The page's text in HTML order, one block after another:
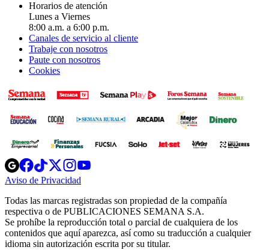
Horarios de atención
Lunes a Viernes
8:00 a.m. a 6:00 p.m.
Canales de servicio al cliente
Trabaje con nosotros
Paute con nosotros
Cookies
Opens
in
new
Opens
in
new
Opens
in
new
window
Opens
new
windowwindow
Aviso de Privacidad
new
window
Todas las marcas registradas son propiedad de la compañía
respectiva o de PUBLICACIONES SEMANA S.A.
Se prohíbe la reproducción total o parcial de cualquiera de los
contenidos que aquí aparezca, así como su traducción a cualquier
idioma sin autorización escrita por su titular.